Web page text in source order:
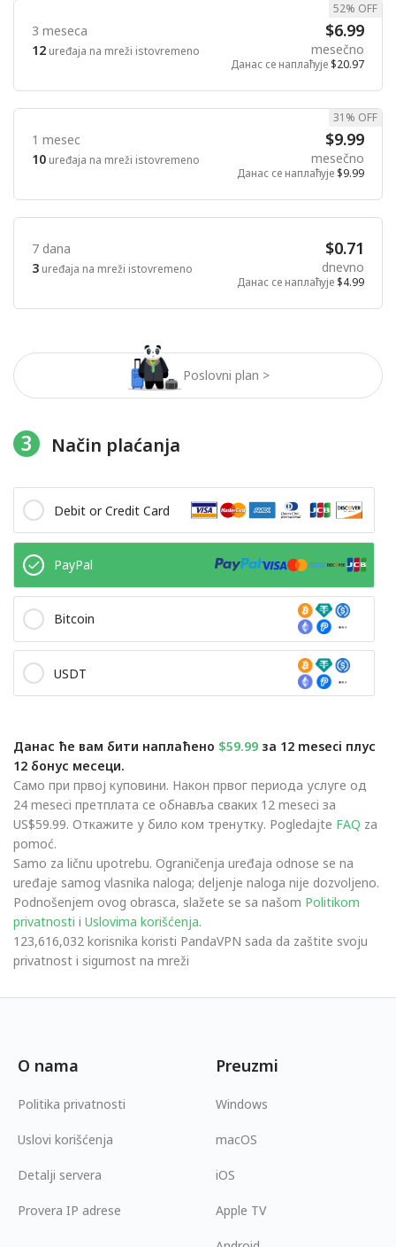
Poslovni plan >
3 meseca
12 uređaja na mreži istovremeno
$6.99
mesečno
Данас се наплаћује $20.97
52% OFF
1 mesec
10 uređaja na mreži istovremeno
$9.99
mesečno
Данас се наплаћује $9.99
31% OFF
7 dana
3 uređaja na mreži istovremeno
$0.71
dnevno
Данас се наплаћује $4.99
3 Način plaćanja
Debit or Credit Card
PayPal
Bitcoin
USDT
Данас ће вам бити наплаћено $59.99 за 12 meseci плус
12 бонус месеци.
Само при првој куповини. Након првог периода услуге од
24 meseci претплата се обнавља сваких 12 meseci за
US$59.99. Откажите у било ком тренутку. Pogledajte FAQ za
pomoć.
Samo za ličnu upotrebu. Ograničenja uređaja odnose se na
uređaje samog vlasnika naloga; deljenje naloga nije dozvoljeno.
Podnošenjem ovog obrasca, slažete se sa našom Politikom
privatnosti i Uslovima korišćenja.
123,616,032 korisnika koristi PandaVPN sada da zaštite svoju
privatnost i sigurnost na mreži
O nama
Politika privatnosti
Uslovi korišćenja
Detalji servera
Provera IP adrese
Preuzmi
Windows
macOS
iOS
Apple TV